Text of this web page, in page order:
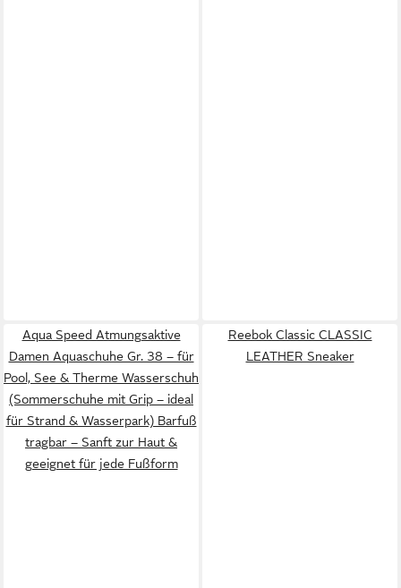
Aqua Speed Atmungsaktive
Damen Aquaschuhe Gr. 38 – für
Pool, See & Therme Wasserschuh
(Sommerschuhe mit Grip – ideal
für Strand & Wasserpark) Barfuß
tragbar – Sanft zur Haut &
geeignet für jede Fußform
Reebok Classic CLASSIC
LEATHER Sneaker